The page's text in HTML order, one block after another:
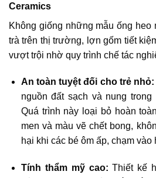
Ceramics
Không giống những mẫu ống heo
trà trên thị trường, lợn gốm tiết
vượt trội nhờ quy trình chế tác
An toàn tuyệt đối cho trẻ nhỏ:
nguồn đất sạch và nung
Quá trình này loại bỏ hoàn
men và màu vẽ chết bong,
hại khi các bé ôm ấp, chạm vào
Tính thẩm mỹ cao: Thiết kế